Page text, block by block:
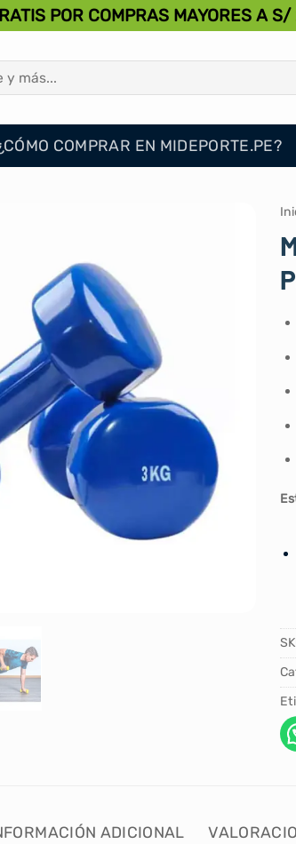
POR COMPRAS MAYORES A
COMPRAR EN MIDEPORTE.PE?
ADICIONAL